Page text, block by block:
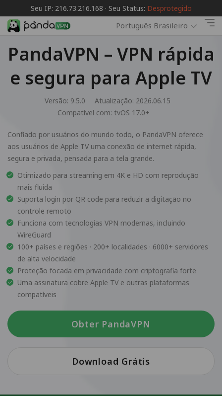
Seu IP: 216.73.216.168 · Seu Status: Desprotegido
Português Brasileiro
PandaVPN – VPN rápida
e segura para Apple TV
Versão: 9.5.0
Atualização: 2026.06.15
Compatível com: tvOS 17.0+
Confiado por usuários do mundo todo, o PandaVPN oferece
aos usuários de Apple TV uma conexão de internet rápida,
segura e privada, pensada para a tela grande.
Otimizado para streaming em 4K e HD com reprodução
mais fluida
Suporta login por QR code para reduzir a digitação no
controle remoto
Funciona com tecnologias VPN modernas, incluindo
WireGuard
100+ países e regiões · 200+ localidades · 6000+ servidores
de alta velocidade
Proteção focada em privacidade com criptografia forte
Uma assinatura cobre Apple TV e outras plataformas
compatíveis
Obter PandaVPN
Download Grátis